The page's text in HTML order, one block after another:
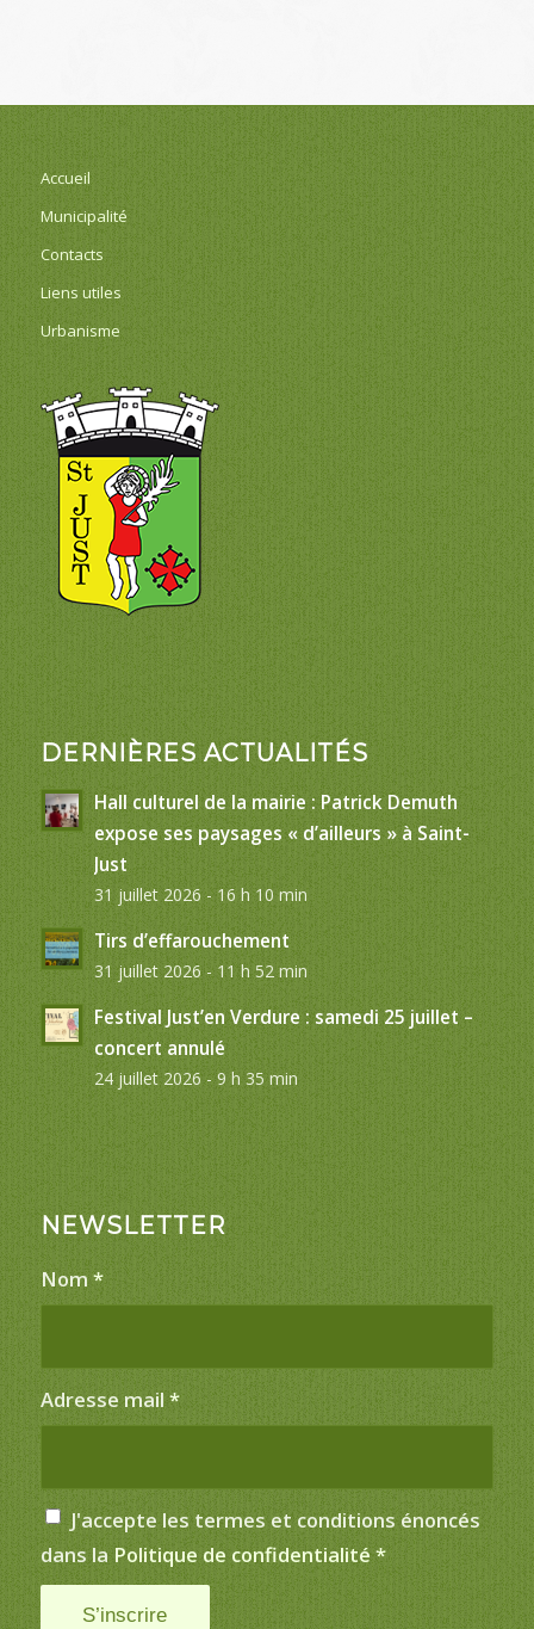
Accueil
Municipalité
Contacts
Liens utiles
Urbanisme
DERNIÈRES ACTUALITÉS
Hall culturel de la mairie : Patrick Demuth
expose ses paysages « d’ailleurs » à Saint-
Just
31 juillet 2026 - 16 h 10 min
Tirs d’effarouchement
31 juillet 2026 - 11 h 52 min
Festival Just’en Verdure : samedi 25 juillet –
concert annulé
24 juillet 2026 - 9 h 35 min
NEWSLETTER
Nom *
Adresse mail *
J'accepte les termes et conditions énoncés
dans la Politique de confidentialité *